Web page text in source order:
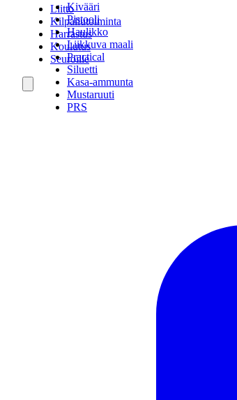
Kivääri
Pistooli
Haulikko
Liikkuva maali
Practical
Siluetti
Kasa-ammunta
Mustaruuti
PRS
Liitto
Kilpailutoiminta
Harrastus
Koulutus
Seuroille